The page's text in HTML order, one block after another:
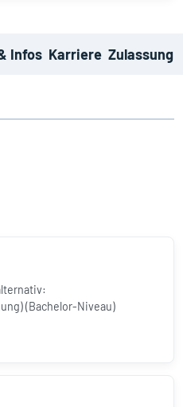
Infos Karriere Zulassung
(Bachelor-Niveau)